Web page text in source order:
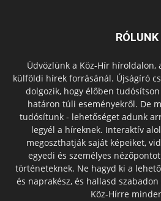
RÓLUNK
Üdvözlünk a Köz-Hír híroldalon,
külföldi hírek forrásánál. Újságíró
dolgozik, hogy élőben
határon túli eseményekről. De
tudósítunk - lehetőséget adunk
legyél a híreknek. Interaktív
megoszthatják saját képeiket,
egyedi és személyes
történeteknek. Ne hagyd ki a
és naprakész, és hallasd
Köz-Hírre